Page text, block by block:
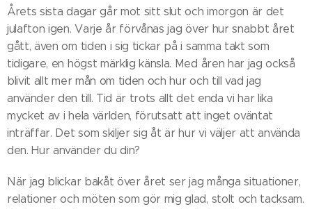
Årets sista dagar går mot sitt slut och imorgon är det
julafton igen. Varje år förvånas jag över hur snabbt året
gått, även om tiden i sig tickar på i samma takt som
tidigare, en högst märklig känsla. Med åren har jag också
blivit allt mer mån om tiden och hur och till vad jag
använder den till. Tid är trots allt det enda vi har lika
mycket av i hela världen, förutsatt att inget oväntat
inträffar. Det som skiljer sig åt är hur vi väljer att använda
den. Hur använder du din?
När jag blickar bakåt över året ser jag många situationer,
relationer och möten som gör mig glad, stolt och tacksam.